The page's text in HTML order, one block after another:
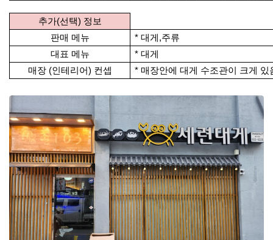
추가(선택) 정보
판매 메뉴
* 대게,주류
대표 메뉴
* 대게
매장 (인테리어) 컨셉
* 매장안에 대게 수조관이 크게 있